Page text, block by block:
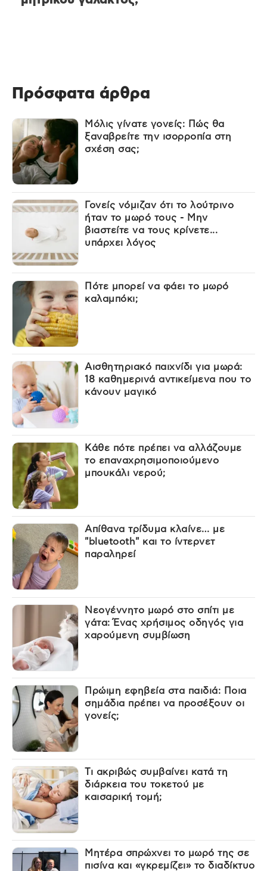
Πρόσφατα άρθρα
Μόλις γίνατε γονείς: Πώς θα
ξαναβρείτε την ισορροπία στη
σχέση σας;
Γονείς νόμιζαν ότι το λούτρινο
ήταν το μωρό τους - Μην
βιαστείτε να τους κρίνετε...
υπάρχει λόγος
Πότε μπορεί να φάει το μωρό
καλαμπόκι;
Αισθητηριακό παιχνίδι για μωρά:
18 καθημερινά αντικείμενα που το
κάνουν μαγικό
Κάθε πότε πρέπει να αλλάζουμε
το επαναχρησιμοποιούμενο
μπουκάλι νερού;
Απίθανα τρίδυμα κλαίνε… με
"bluetooth" και το ίντερνετ
παραληρεί
Νεογέννητο μωρό στο σπίτι με
γάτα: Ένας χρήσιμος οδηγός για
χαρούμενη συμβίωση
Πρώιμη εφηβεία στα παιδιά: Ποια
σημάδια πρέπει να προσέξουν οι
γονείς;
Τι ακριβώς συμβαίνει κατά τη
διάρκεια του τοκετού με
καισαρική τομή;
Μητέρα σπρώχνει το μωρό της σε
πισίνα και «γκρεμίζει» το διαδίκτυο